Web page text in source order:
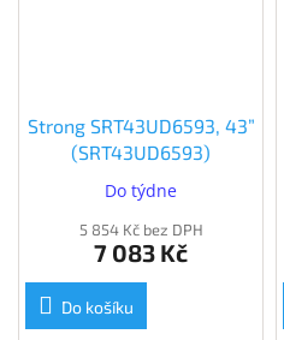
Strong SRT43UD6593, 43”
(SRT43UD6593)
Do týdne
5 854 Kč bez DPH
7 083 Kč
Do košíku